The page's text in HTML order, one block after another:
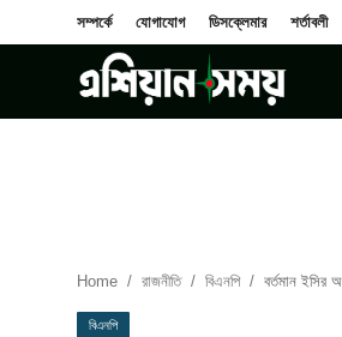
সম্পর্কে যোগাযোগ ডিসক্লেমার শর্তাবলী
Home রাজনীতি বিএনপি বর্তমান ইসির
বিএনপি